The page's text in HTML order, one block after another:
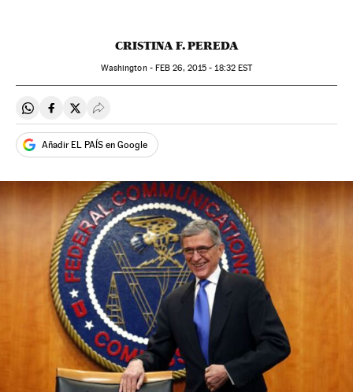
CRISTINA F. PEREDA
Washington - FEB 26, 2015 - 18:32EST
Compartir en Whatsapp
Compartir en Facebook
Compartir en Twitter
Desplegar Redes Sociales
Añadir EL PAÍS en Google